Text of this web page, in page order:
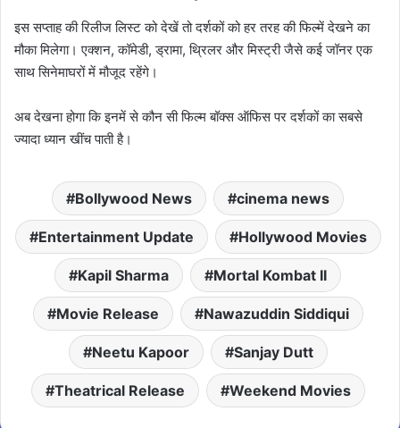
इस सप्ताह की रिलीज लिस्ट को देखें तो दर्शकों को हर तरह की फिल्में देखने का
मौका मिलेगा। एक्शन, कॉमेडी, ड्रामा, थ्रिलर और मिस्ट्री जैसे कई जॉनर एक
साथ सिनेमाघरों में मौजूद रहेंगे।
अब देखना होगा कि इनमें से कौन सी फिल्म बॉक्स ऑफिस पर दर्शकों का सबसे
ज्यादा ध्यान खींच पाती है।
Bollywood News cinema news
Entertainment Update Hollywood Movies
Kapil Sharma Mortal Kombat II
Movie Release Nawazuddin Siddiqui
Neetu Kapoor Sanjay Dutt
Theatrical Release Weekend Movies